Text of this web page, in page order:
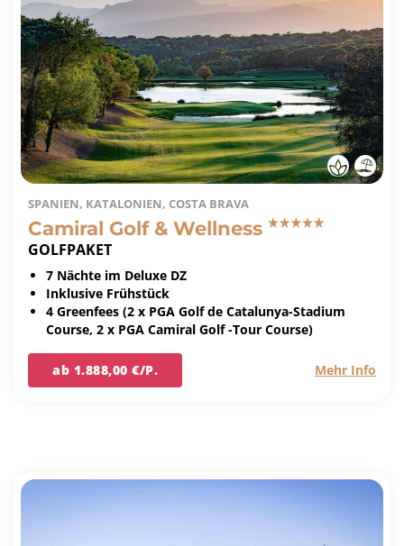
SPANIEN, KATALONIEN, COSTA BRAVA
Camiral Golf & Wellness
GOLFPAKET
7 Nächte im Deluxe DZ
Inklusive Frühstück
4 Greenfees (2 x PGA Golf de Catalunya-Stadium
Course, 2 x PGA Camiral Golf -Tour Course)
ab 1.888,00 €/P. Mehr Info